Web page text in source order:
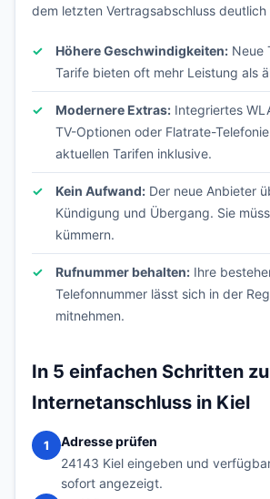
dem letzten Vertragsabschluss
Höhere Geschwindigkeiten: Neue
Tarife bieten oft mehr Leistung als
Modernere Extras: Integriertes
TV-Optionen oder Flatrate-
aktuellen Tarifen inklusive.
Kein Aufwand: Der neue Anbieter
Kündigung und Übergang. Sie
kümmern.
Rufnummer behalten: Ihre
Telefonnummer lässt sich in der
mitnehmen.
In 5 einfachen Schritten
Internetanschluss in Kiel
1
Adresse prüfen
24143 Kiel eingeben und
sofort angezeigt.